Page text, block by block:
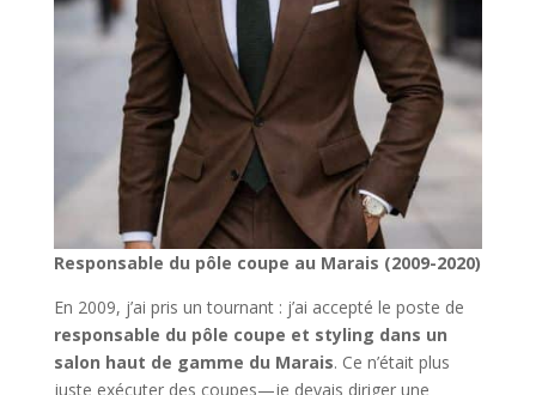
Responsable du pôle coupe au Marais (2009-2020)
En 2009, j’ai pris un tournant : j’ai accepté le poste de
responsable du pôle coupe et styling dans un
salon haut de gamme du Marais. Ce n’était plus
juste exécuter des coupes—je devais diriger une